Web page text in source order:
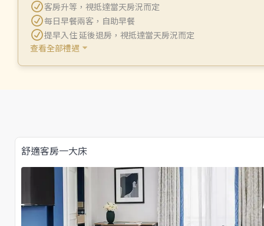
客房升等 ， 視抵達當天房況而定
每日早餐兩客 ， 自助早餐
提早入住 延後退房 ， 視抵達當天房況而定
查看全部禮遇
舒適客房一大床